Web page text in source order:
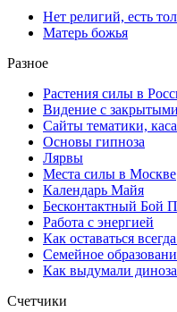
Нет религий, есть
Матерь божья
Разное
Растения силы в
Видение с
Сайты тематики,
Основы гипноза
Лярвы
Места силы в Москве
Календарь Майя
Бесконтактный Бой
Работа с энергией
Как оставаться
Семейное
Как выдумали
Счетчики